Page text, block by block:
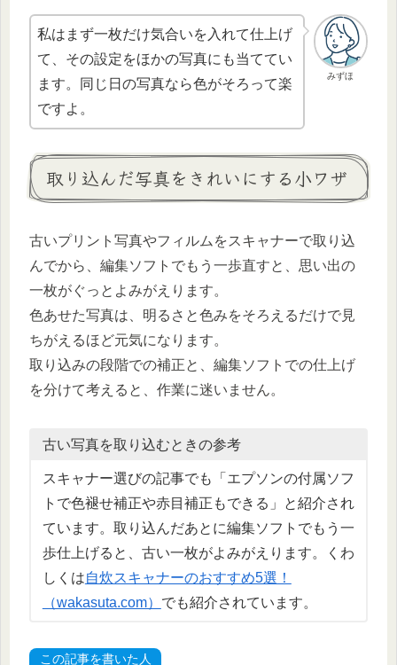
みずほ
私はまず一枚だけ気合いを入れて仕上げ
て、その設定をほかの写真にも当ててい
ます。同じ日の写真なら色がそろって楽
ですよ。
取り込んだ写真をきれいにする小ワザ
古いプリント写真やフィルムをスキャナーで取り込
んでから、編集ソフトでもう一歩直すと、思い出の
一枚がぐっとよみがえります。
色あせた写真は、明るさと色みをそろえるだけで見
ちがえるほど元気になります。
取り込みの段階での補正と、編集ソフトでの仕上げ
を分けて考えると、作業に迷いません。
古い写真を取り込むときの参考
スキャナー選びの記事でも「エプソンの付属ソフ
トで色褪せ補正や赤目補正もできる」と紹介され
ています。取り込んだあとに編集ソフトでもう一
歩仕上げると、古い一枚がよみがえります。くわ
しくは自炊スキャナーのおすすめ5選！
（wakasuta.com） でも紹介されています。
この記事を書いた人